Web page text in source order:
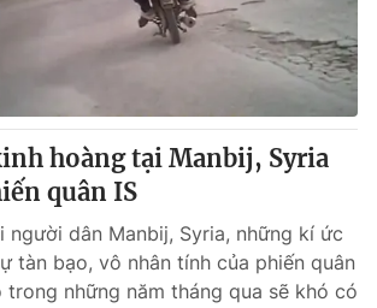
hoàng tại Manbij, Syria
quân IS
người dân Manbij, Syria, những kí ức
tàn bạo, vô nhân tính của phiến quân
trong những năm tháng qua sẽ khó có